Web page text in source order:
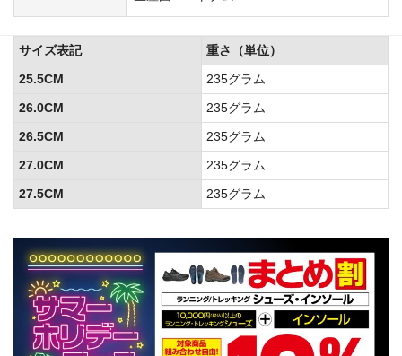
サイズ表記
重さ（単位）
25.5CM
235グラム
26.0CM
235グラム
26.5CM
235グラム
27.0CM
235グラム
27.5CM
235グラム